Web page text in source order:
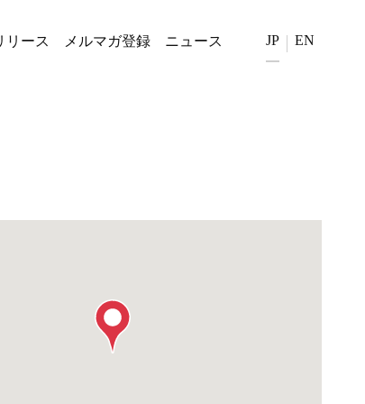
リース メルマガ登録 ニュース JP EN